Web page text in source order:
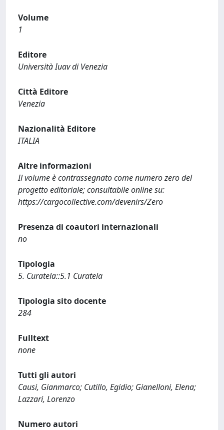
Volume
1
Editore
Università Iuav di Venezia
Città Editore
Venezia
Nazionalità Editore
ITALIA
Altre informazioni
Il volume è contrassegnato come numero zero del
progetto editoriale; consultabile online su:
https://cargocollective.com/devenirs/Zero
Presenza di coautori internazionali
no
Tipologia
5. Curatela::5.1 Curatela
Tipologia sito docente
284
Fulltext
none
Tutti gli autori
Causi, Gianmarco; Cutillo, Egidio; Gianelloni, Elena;
Lazzari, Lorenzo
Numero autori